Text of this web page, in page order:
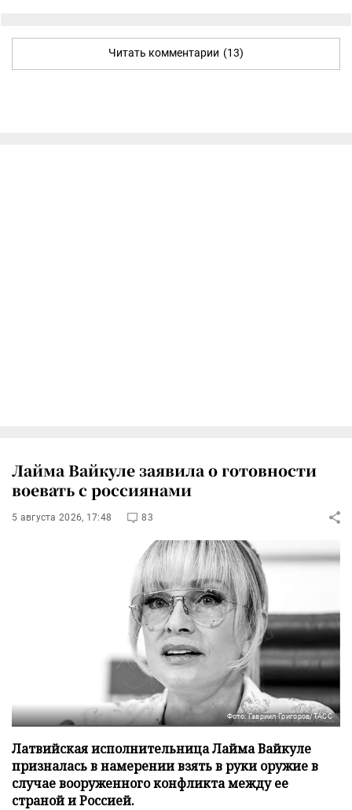
Читать комментарии (13)
Лайма Вайкуле заявила о готовности
воевать с россиянами
5 августа 2026, 17:48 83
Фото: Гавриил Григоров/ТАСС
Латвийская исполнительница Лайма Вайкуле
призналась в намерении взять в руки оружие в
случае вооруженного конфликта между ее
страной и Россией.